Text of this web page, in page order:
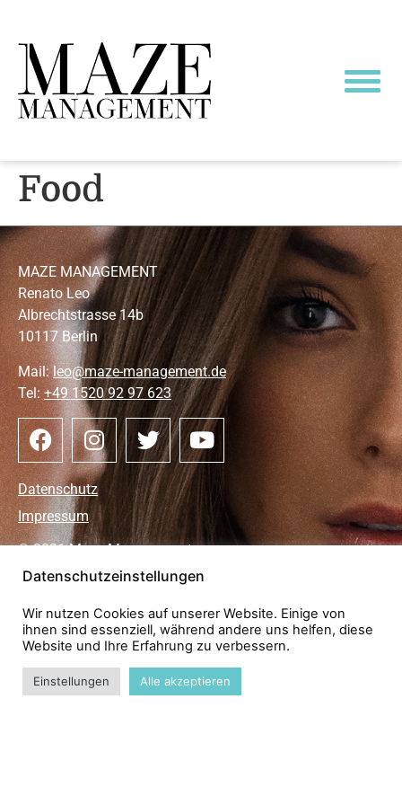
Food
MAZE MANAGEMENT
Renato Leo
Albrechtstrasse 14b
10117 Berlin
Mail:leo@maze-management.de
Tel:+49 1520 92 97 623
Datenschutz
Impressum
© 2021 Maze Management
Datenschutzeinstellungen
Wir nutzen Cookies auf unserer Website. Einige von
ihnen sind essenziell, während andere uns helfen, diese
Website und Ihre Erfahrung zu verbessern.
Einstellungen Alle akzeptieren